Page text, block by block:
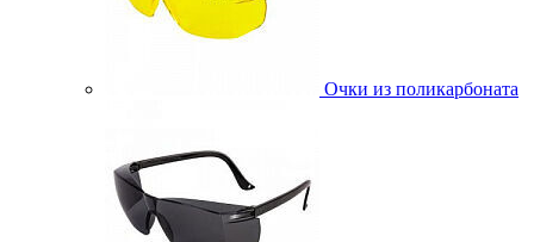
Очки из поликарбоната